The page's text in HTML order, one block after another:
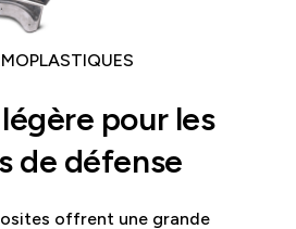
pour les
de défense
offrent une grande